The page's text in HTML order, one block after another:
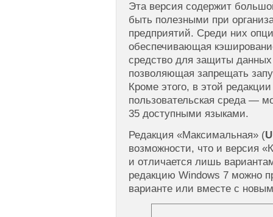
Эта версия содержит
быть полезными при
предприятий. Среди них
обеспечивающая
средство для защиты
позволяющая запрещать
Кроме этого, в этой
пользовательская среда —
35 доступными языками.
Редакция «Максимальная» (
возможности, что и версия
и отличается лишь
редакцию Windows 7 можно
варианте или вместе с